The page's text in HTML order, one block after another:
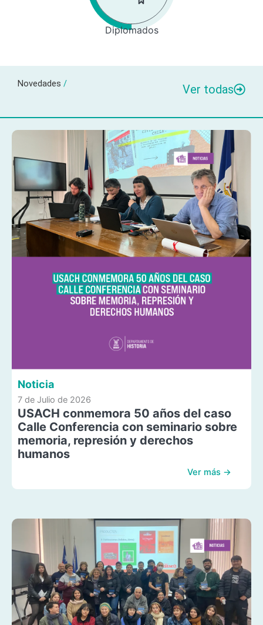
Diplomados
Novedades / Ver todas
Noticia
7 de Julio de 2026
USACH conmemora 50 años del caso
Calle Conferencia con seminario sobre
memoria, represión y derechos
humanos
Ver más →